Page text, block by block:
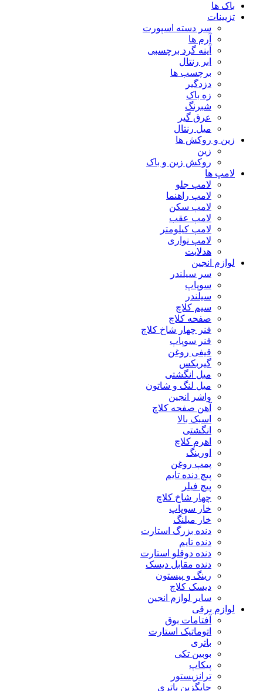
باک ها
تزیینات
سر دسته اسپورت
آرم ها
آینه گرد برچسبی
ابر رنتال
برچسب ها
دزدگیر
زه باک
شبرنگ
عرق گیر
میل رنتال
زین و روکش ها
زین
روکش زین و باک
لامپ ها
لامپ جلو
لامپ راهنما
لامپ سکن
لامپ عقب
لامپ کیلومتر
لامپ نواری
هدلایت
لوازم انجین
سر سیلندر
سوپاپ
سیلندر
سیم کلاچ
صفحه کلاچ
فنر چهار شاخ کلاچ
فنر سوپاپ
قیفی روغن
گیربکس
میل انگشتی
میل لنگ و شاتون
واشر انجین
آهن صفحه کلاچ
اسبک بالا
انگشتی
اهرم کلاچ
اورینگ
پمپ روغن
پیچ دنده تایم
پیچ فیلر
چهار شاخ کلاچ
خار سوپاپ
خار میلنگ
دنده بزرگ استارت
دنده تایم
دنده دوقلو استارت
دنده مقابل دیسک
رینگ و پیستون
دیسک کلاچ
سایر لوازم انجین
لوازم برقی
آفتامات بوق
اتوماتیک استارت
باتری
بوبین تکی
پیکاپ
ترانزیستور
جایگزین باتری